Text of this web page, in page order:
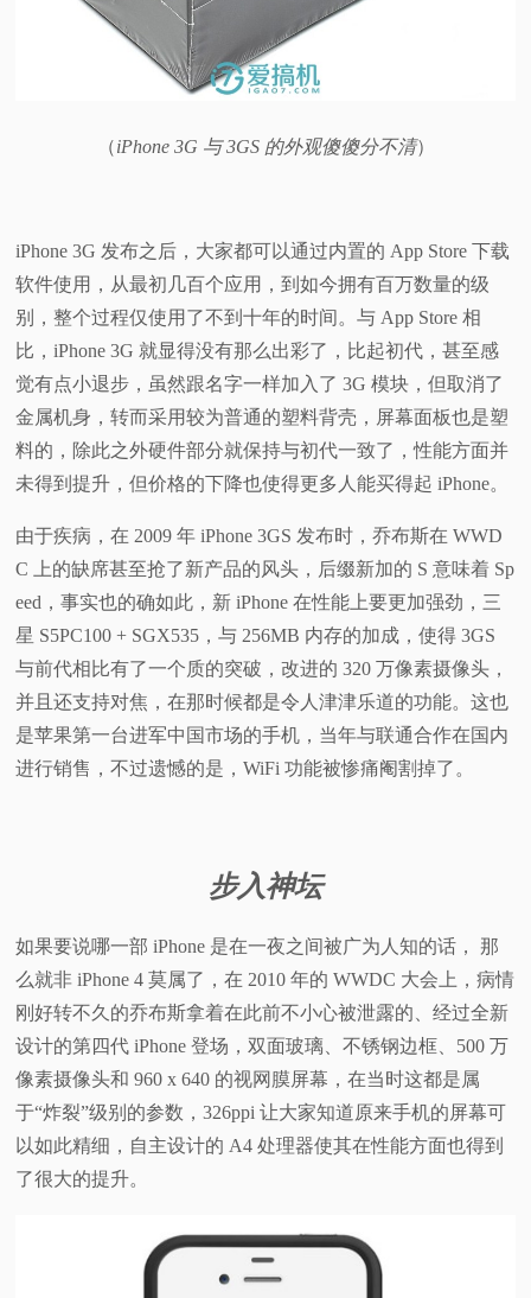
（iPhone 3G 与 3GS 的外观傻傻分不清）
iPhone 3G 发布之后，大家都可以通过内置的 App Store 下载
软件使用，从最初几百个应用，到如今拥有百万数量的级
别，整个过程仅使用了不到十年的时间。与 App Store 相
比，iPhone 3G 就显得没有那么出彩了，比起初代，甚至感
觉有点小退步，虽然跟名字一样加入了 3G 模块，但取消了
金属机身，转而采用较为普通的塑料背壳，屏幕面板也是塑
料的，除此之外硬件部分就保持与初代一致了，性能方面并
未得到提升，但价格的下降也使得更多人能买得起 iPhone。
由于疾病，在 2009 年 iPhone 3GS 发布时，乔布斯在 WWD
C 上的缺席甚至抢了新产品的风头，后缀新加的 S 意味着 Sp
eed，事实也的确如此，新 iPhone 在性能上要更加强劲，三
星 S5PC100 + SGX535，与 256MB 内存的加成，使得 3GS
与前代相比有了一个质的突破，改进的 320 万像素摄像头，
并且还支持对焦，在那时候都是令人津津乐道的功能。这也
是苹果第一台进军中国市场的手机，当年与联通合作在国内
进行销售，不过遗憾的是，WiFi 功能被惨痛阉割掉了。
步入神坛
如果要说哪一部 iPhone 是在一夜之间被广为人知的话， 那
么就非 iPhone 4 莫属了，在 2010 年的 WWDC 大会上，病情
刚好转不久的乔布斯拿着在此前不小心被泄露的、经过全新
设计的第四代 iPhone 登场，双面玻璃、不锈钢边框、500 万
像素摄像头和 960 x 640 的视网膜屏幕，在当时这都是属
于“炸裂”级别的参数，326ppi 让大家知道原来手机的屏幕可
以如此精细，自主设计的 A4 处理器使其在性能方面也得到
了很大的提升。